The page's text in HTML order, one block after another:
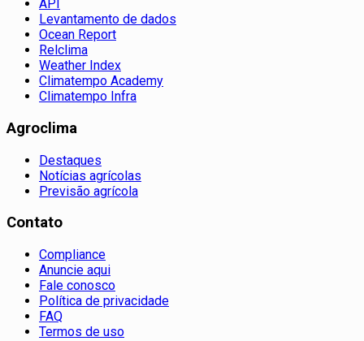
API
Levantamento de dados
Ocean Report
Relclima
Weather Index
Climatempo Academy
Climatempo Infra
Agroclima
Destaques
Notícias agrícolas
Previsão agrícola
Contato
Compliance
Anuncie aqui
Fale conosco
Política de privacidade
FAQ
Termos de uso